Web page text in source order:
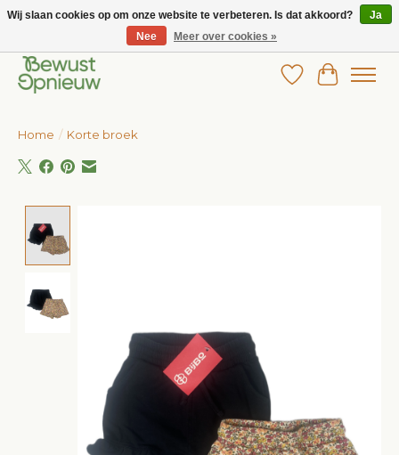
Wij bieden het grootste aanbod in betaalbare kinderkleding!
Verlanglijst
Home / Korte broek
Wij slaan cookies op om onze website te verbeteren. Is dat akkoord?
Ja
Nee
Meer over cookies »